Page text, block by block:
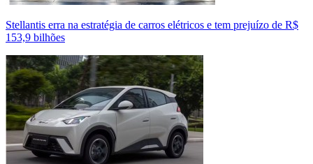
Stellantis erra na estratégia de carros elétricos e tem prejuízo de R$
153,9 bilhões